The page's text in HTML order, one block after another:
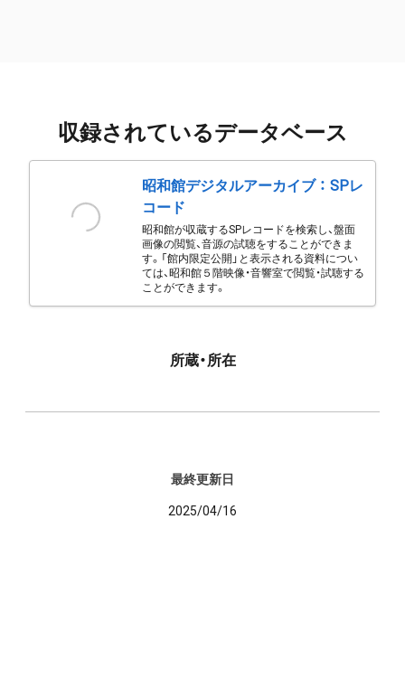
収録されているデータベース
昭和館デジタルアーカイブ ： SPレ
コード
昭和館が収蔵するSPレコードを検索し、盤面
画像の閲覧、音源の試聴をすることができま
す。「館内限定公開」と表示される資料につい
ては、昭和館５階映像・音響室で閲覧・試聴する
ことができます。
所蔵・所在
最終更新日
2025/04/16